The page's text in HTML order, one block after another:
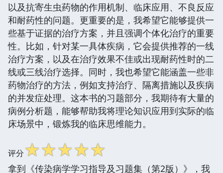
以及抗寄生虫药物的作用机制、临床应用、不良反应
和耐药性的问题。更重要的是，我希望它能够提供一
些基于证据的治疗方案，并且强调个体化治疗的重要
性。比如，针对某一具体疾病，它会提供推荐的一线
治疗方案，以及在治疗效果不佳或出现耐药性时的二
线或三线治疗选择。同时，我也希望它能涵盖一些非
药物治疗的方法，例如支持治疗、隔离措施以及疾病
的并发症处理。这本书的习题部分，我期待有大量的
病例分析题，能够帮助我将理论知识应用到实际的临
床场景中，锻炼我的临床思维能力。
评分☆☆☆☆☆
拿到《传染病学学习指导及习题集（第2版）》，我